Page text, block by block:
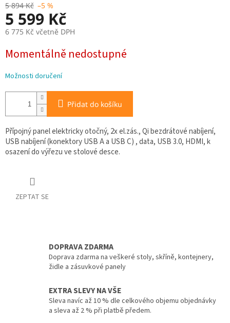
5 894 Kč –5 %
5 599 Kč
6 775 Kč včetně DPH
cena:
Momentálně nedostupné
Možnosti doručení
Přidat do košíku
Přípojný panel elektricky otočný, 2x el.zás., Qi bezdrátové nabíjení,
USB nabíjení (konektory USB A a USB C) , data, USB 3.0, HDMI,k
osazení do výřezu ve stolové desce.
ZEPTAT SE
DOPRAVA ZDARMA
Doprava zdarma na veškeré stoly, skříně, kontejnery,
židle a zásuvkové panely
EXTRA SLEVY NA VŠE
Sleva navíc až 10 % dle celkového objemu objednávky
a sleva až 2 % při platbě předem.